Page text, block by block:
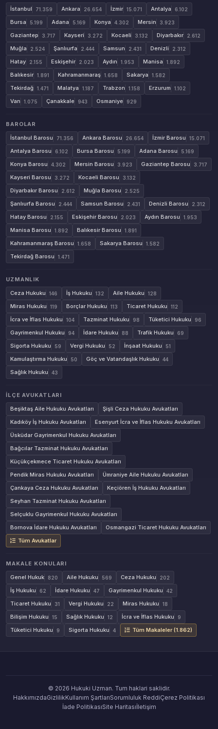
İstanbul
71.359 Ankara 26.654 İzmir 15.071 Antalya 6.102
Bursa 5.199 Adana 5.169 Konya 4.302 Mersin 3.923
Gaziantep 3.717 Kayseri 3.272 Kocaeli 3.132 Diyarbakır 2.612
Muğla 2.524 Şanlıurfa 2.444 Samsun 2.431 Denizli 2.312
Hatay 2.155 Eskişehir 2.023 Aydın 1.953 Manisa 1.892
Balıkesir 1.891 Kahramanmaraş 1.658 Sakarya 1.582
Tekirdağ 1.471 Malatya 1.187 Trabzon 1.158 Erzurum 1.102
Van 1.075 Çanakkale 943 Osmaniye 929
BAROLAR
İstanbul Barosu
71.356 Ankara Barosu 26.654 İzmir Barosu 15.071
Antalya Barosu 6.102 Bursa Barosu 5.199 Adana Barosu 5.169
Konya Barosu 4.302 Mersin Barosu 3.923 Gaziantep Barosu 3.717
Kayseri Barosu 3.272 Kocaeli Barosu 3.132
Diyarbakır Barosu 2.612 Muğla Barosu 2.525
Şanlıurfa Barosu 2.444 Samsun Barosu 2.431 Denizli Barosu 2.312
Hatay Barosu 2.155 Eskişehir Barosu 2.023 Aydın Barosu 1.953
Manisa Barosu 1.892 Balıkesir Barosu 1.891
Kahramanmaraş Barosu 1.658 Sakarya Barosu 1.582
Tekirdağ Barosu 1.471
UZMANLIK
Ceza Hukuku
146 İş Hukuku 132 Aile Hukuku 128
Miras Hukuku 119 Borçlar Hukuku 113 Ticaret Hukuku 112
İcra ve İflas Hukuku 104 Tazminat Hukuku 98 Tüketici Hukuku 96
Gayrimenkul Hukuku 94 İdare Hukuku 88 Trafik Hukuku 69
Sigorta Hukuku 59 Vergi Hukuku 52 İnşaat Hukuku 51
Kamulaştırma Hukuku 50 Göç ve Vatandaşlık Hukuku 44
Sağlık Hukuku 43
İLÇE AVUKATLARI
Beşiktaş Aile Hukuku Avukatları
Şişli Ceza Hukuku Avukatları
Kadıköy İş Hukuku Avukatları
Esenyurt İcra ve İflas Hukuku Avukatları
Üsküdar Gayrimenkul Hukuku Avukatları
Bağcılar Tazminat Hukuku Avukatları
Küçükçekmece Ticaret Hukuku Avukatları
Pendik Miras Hukuku Avukatları
Ümraniye Aile Hukuku Avukatları
Çankaya Ceza Hukuku Avukatları
Keçiören İş Hukuku Avukatları
Seyhan Tazminat Hukuku Avukatları
Selçuklu Gayrimenkul Hukuku Avukatları
Bornova İdare Hukuku Avukatları
Osmangazi Ticaret Hukuku Avukatları
Tüm Avukatlar
MAKALE KONULARI
Genel Hukuk
820 Aile Hukuku 569 Ceza Hukuku 202
İş Hukuku 62 İdare Hukuku 47 Gayrimenkul Hukuku 42
Ticaret Hukuku 31 Vergi Hukuku 22 Miras Hukuku 18
Bilişim Hukuku 15 Sağlık Hukuku 12 İcra ve İflas Hukuku 9
Tüketici Hukuku 9 Sigorta Hukuku 4 Tüm Makaleler (1.862)
© 2026 Hukuki Uzman. Tum haklari saklidir.
HakkımızdaGizlilikKullanım ŞartlarıSorumluluk ReddiÇerez Politikası
İade PolitikasıSite Haritasıİletişim